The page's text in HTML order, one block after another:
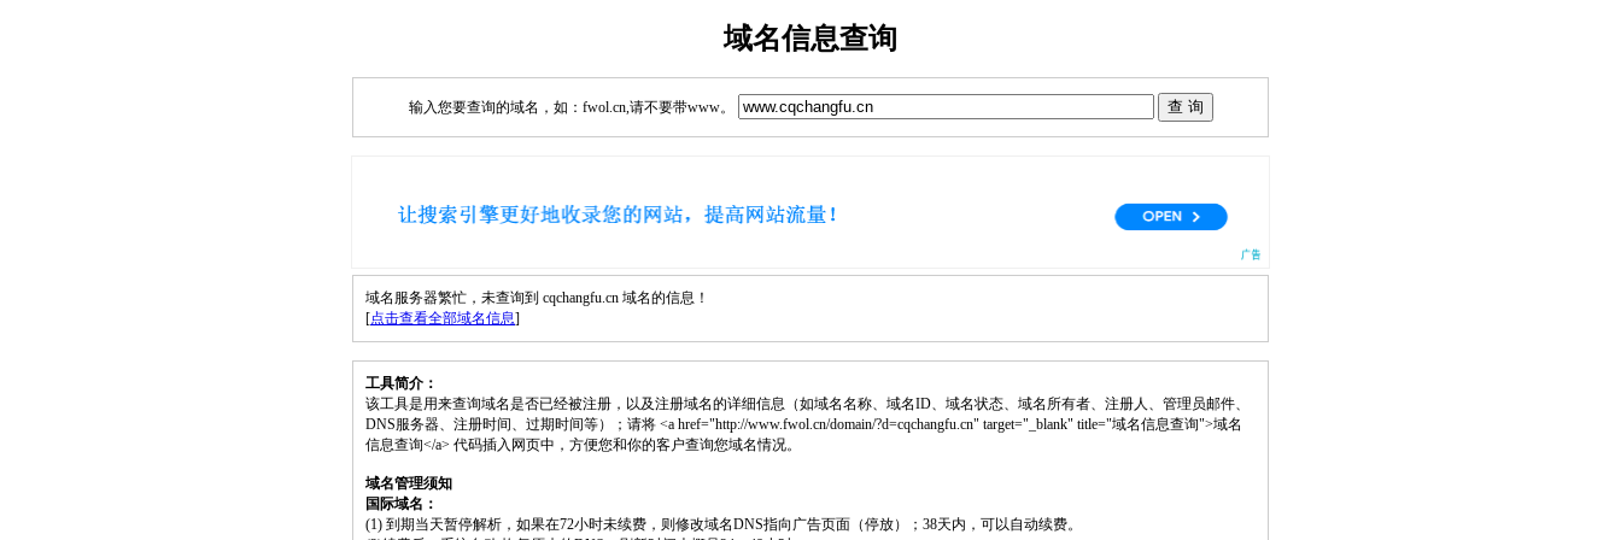
域名信息查询
输入您要查询的域名，如：fwol.cn,请不要带www。
域名服务器繁忙，未查询到 cqchangfu.cn 域名的信息！
[点击查看全部域名信息]
工具简介：
该工具是用来查询域名是否已经被注册，以及注册域名的详细信息（如域名名称、域名ID、域名状态、域名所有者、注册人、管理员邮件、
DNS服务器、注册时间、过期时间等）；请将 <a href="http://www.fwol.cn/domain/?d=cqchangfu.cn" target="_blank" title="域名信息查询">域名
信息查询</a> 代码插入网页中，方便您和你的客户查询您域名情况。
域名管理须知
国际域名：
(1) 到期当天暂停解析，如果在72小时未续费，则修改域名DNS指向广告页面（停放）；38天内，可以自动续费。